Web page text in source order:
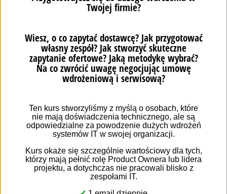
# 5 Постійне прийняття приростів (нові елементи
системи)
Після кожного зі спринтів можлива інсталяція